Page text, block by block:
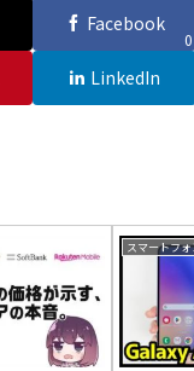
Facebook
0
LinkedIn
スマートフ